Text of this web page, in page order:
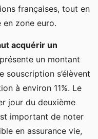
françaises, tout en
zone euro.
acquérir un
un montant
souscription s’élèvent
à environ 11%. Le
jour du deuxième
important de noter
en assurance vie,